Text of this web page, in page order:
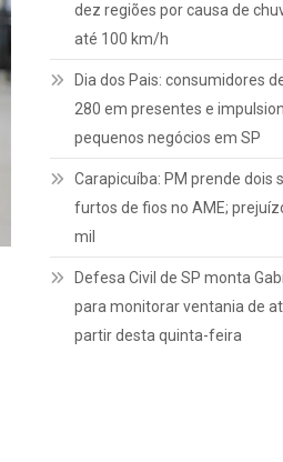
dez regiões por causa de
até 100 km/h
Dia dos Pais: consumidores
280 em presentes e
pequenos negócios em SP
Carapicuíba: PM prende dois
furtos de fios no AME;
mil
Defesa Civil de SP monta
para monitorar ventania de
partir desta quinta-feira